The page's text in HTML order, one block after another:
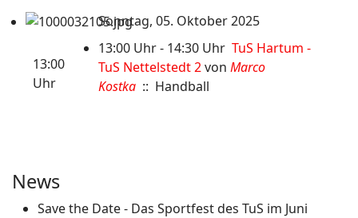
Sonntag, 05. Oktober 2025
13:00
Uhr
13:00 Uhr - 14:30 Uhr TuS Hartum -
TuS Nettelstedt 2von Marco
Kostka :: Handball
News
Save the Date - Das Sportfest des TuS im Juni